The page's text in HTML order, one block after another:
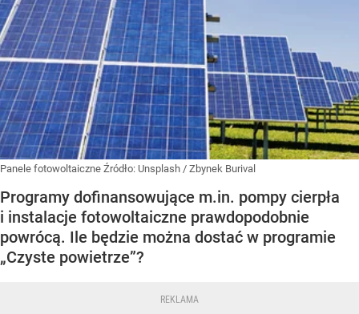
Panele fotowoltaiczne Źródło: Unsplash / Zbynek Burival
Programy dofinansowujące m.in. pompy cierpła
i instalacje fotowoltaiczne prawdopodobnie
powrócą. Ile będzie można dostać w programie
„Czyste powietrze”?